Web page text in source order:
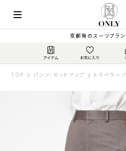
京都発のスーツブラ
TOP パンツ・セットアップ トラベラー